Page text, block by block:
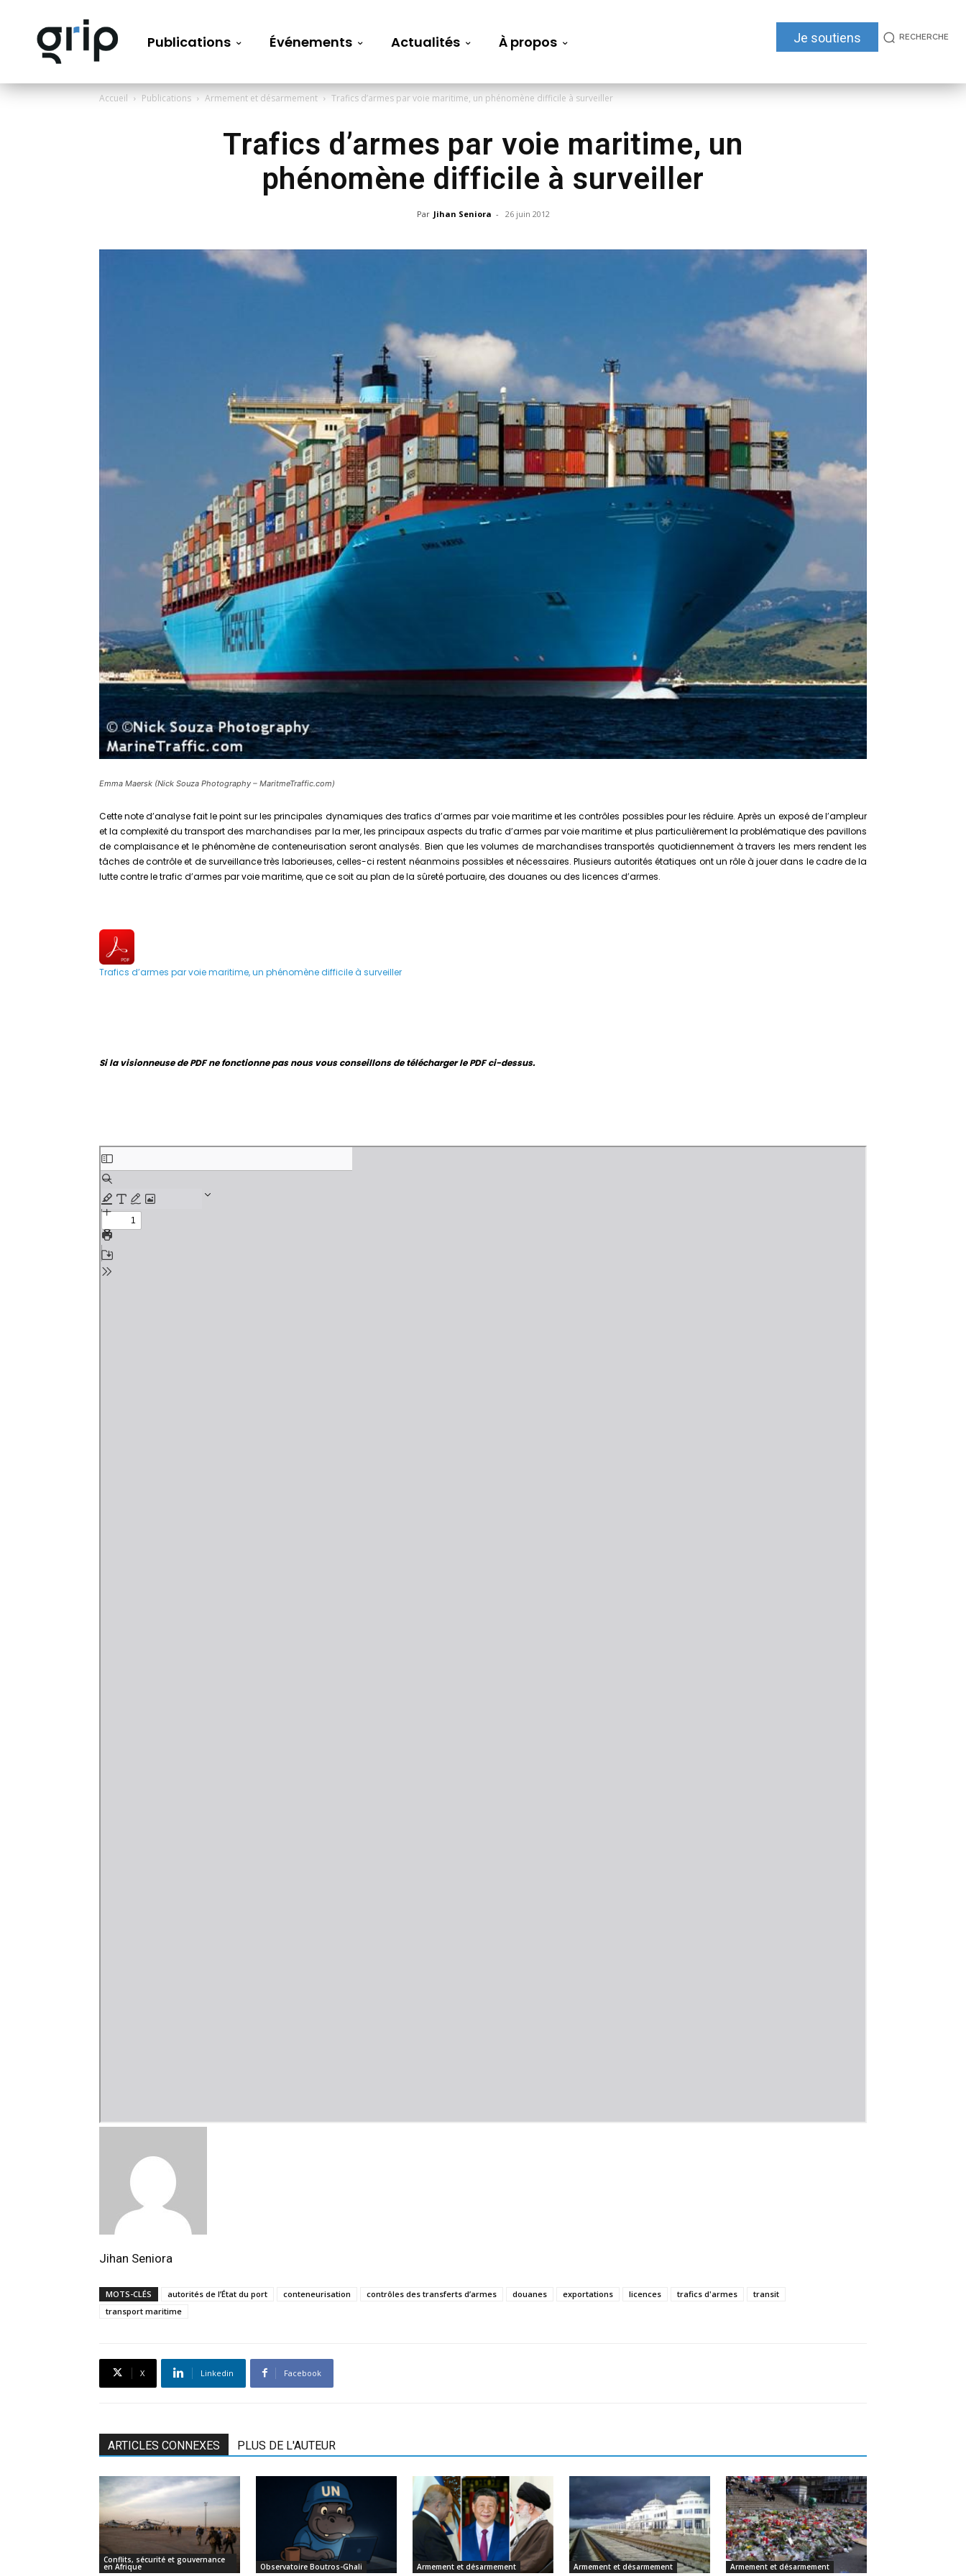
Publications Événements Actualités À propos Je soutiens RECHERCHE
Accueil Publications Armement et désarmement Trafics d’armes par voie maritime, un phénomène difficile à surveiller
Trafics d’armes par voie maritime, un
phénomène difficile à surveiller
Par Jihan Seniora - 26 juin 2012
Emma Maersk (Nick Souza Photography – MaritmeTraffic.com)
Cette note d’analyse fait le point sur les principales dynamiques des trafics d’armes par voie maritime et les contrôles possibles pour les réduire. Après un exposé de l’ampleur
et la complexité du transport des marchandises par la mer, les principaux aspects du trafic d’armes par voie maritime et plus particulièrement la problématique des pavillons
de complaisance et le phénomène de conteneurisation seront analysés. Bien que les volumes de marchandises transportés quotidiennement à travers les mers rendent les
tâches de contrôle et de surveillance très laborieuses, celles-ci restent néanmoins possibles et nécessaires. Plusieurs autorités étatiques ont un rôle à jouer dans le cadre de la
lutte contre le trafic d’armes par voie maritime, que ce soit au plan de la sûreté portuaire, des douanes ou des licences d’armes.
Trafics d’armes par voie maritime, un phénomène difficile à surveiller
Si la visionneuse de PDF ne fonctionne pas nous vous conseillons de télécharger le PDF ci-dessus.
Aller
au
contenu
PDF
Jihan Seniora
MOTS-CLÉS autorités de l’État du port conteneurisation contrôles des transferts d’armes douanes exportations licences trafics d'armes
transit
transport maritime
X Linkedin Facebook
ARTICLES CONNEXES PLUS DE L'AUTEUR
Conflits, sécurité et gouvernance
en Afrique Observatoire Boutros-Ghali Armement et désarmement Armement et désarmement Armement et désarmement